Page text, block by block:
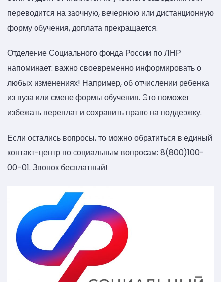
переводится на заочную, вечернюю или дистанционную
форму обучения, доплата прекращается.
Отделение Социального фонда России по ЛНР
напоминает: важно своевременно информировать о
любых изменениях! Например, об отчислении ребенка
из вуза или смене формы обучения. Это поможет
избежать переплат и сохранить право на поддержку.
Если остались вопросы, то можно обратиться в единый
контакт-центр по социальным вопросам: 8(800)100-
00-01. Звонок бесплатный!